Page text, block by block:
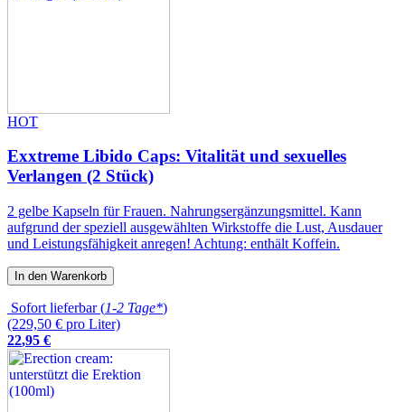
HOT
Exxtreme Libido Caps: Vitalität und sexuelles
Verlangen (2 Stück)
2 gelbe Kapseln für Frauen. Nahrungsergänzungsmittel. Kann
aufgrund der speziell ausgewählten Wirkstoffe die Lust, Ausdauer
und Leistungsfähigkeit anregen! Achtung: enthält Koffein.
In den Warenkorb
Sofort lieferbar (1-2 Tage*)
(229,50 € pro Liter)
22,95 €